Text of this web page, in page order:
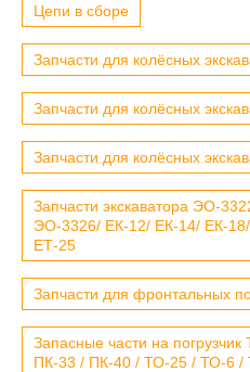
Цепи в сборе
Запчасти для колёсных
Запчасти для колёсных
Запчасти для колёсных
Запчасти экскаватора ЭО-
ЭО-3326/ ЕК-12/ ЕК-14/ ЕК-
ЕТ-25
Запчасти для фронтальных
Запасные части на
ПК-33 / ПК-40 / ТО-25 / ТО-6 /